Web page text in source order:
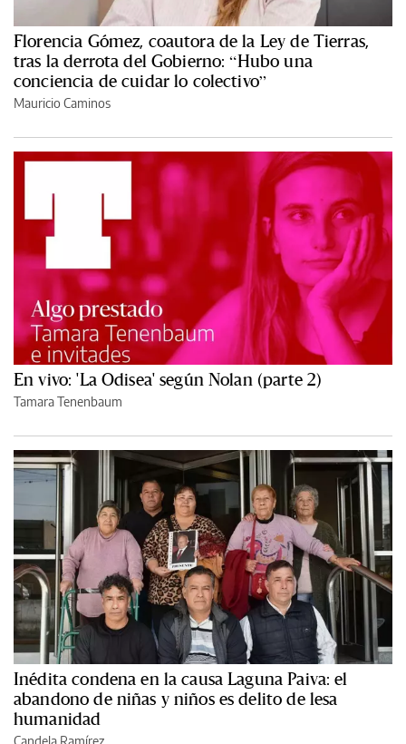
Florencia Gómez, coautora de la Ley de Tierras,
tras la derrota del Gobierno: “Hubo una
conciencia de cuidar lo colectivo”
Mauricio Caminos
En vivo: 'La Odisea' según Nolan (parte 2)
Tamara Tenenbaum
Inédita condena en la causa Laguna Paiva: el
abandono de niñas y niños es delito de lesa
humanidad
Candela Ramírez